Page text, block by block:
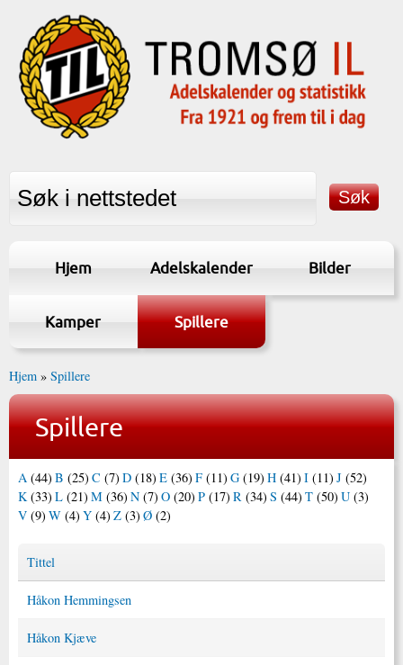
Hjem Adelskalender Bilder
Kamper Spillere
Hjem » Spillere
Spillere
A (44) B (25) C (7) D (18) E (36) F (11) G (19) H (41) I (11) J (52)
K(33) L (21) M (36) N (7) O (20) P (17) R (34) S (44) T (50) U (3)
V (9) W (4) Y (4) Z (3) Ø (2)
Tittel
Håkon Hemmingsen
Håkon Kjæve